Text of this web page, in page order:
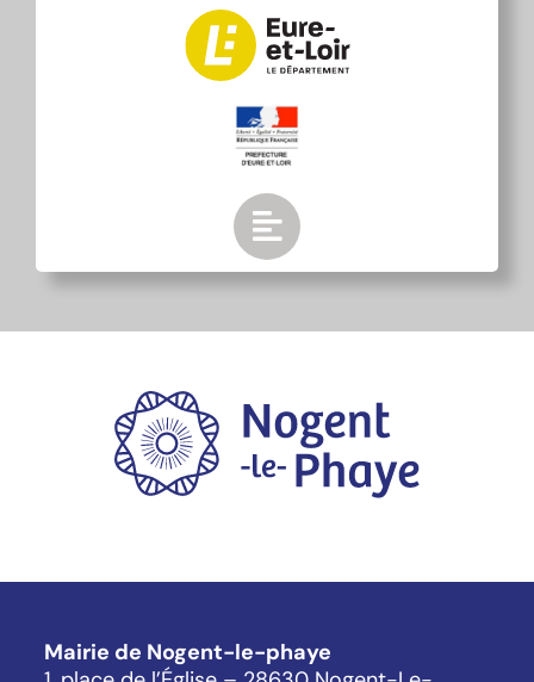
Mairie de Nogent-le-phaye